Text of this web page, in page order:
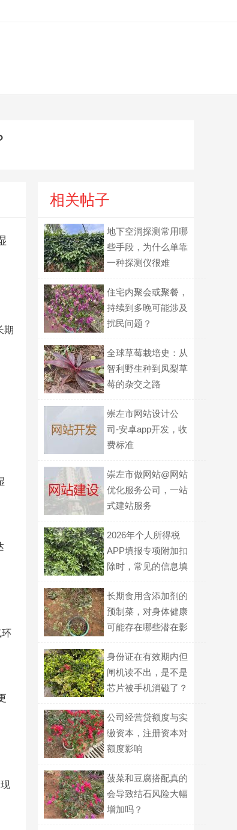
期
环
相关帖子
地下空洞探测常用哪
些手段，为什么单靠
一种探测仪很难
楚？
住宅内聚会或聚餐，
持续到多晚可能涉及
扰民问题？
全球草莓栽培史：从
智利野生种到凤梨草
莓的杂交之路
崇左市网站设计公
司-安卓app开发，收
费标准
崇左市做网站@网站
优化服务公司，一站
式建站服务
2026年个人所得税
APP填报专项附加扣
除时，常见的信息填
免？
长期食用含添加剂的
预制菜，对身体健康
可能存在哪些潜在影
身份证在有效期内但
闸机读不出，是不是
芯片被手机消磁了？
公司经营贷额度与实
缴资本，注册资本对
额度影响
菠菜和豆腐搭配真的
会导致结石风险大幅
增加吗？